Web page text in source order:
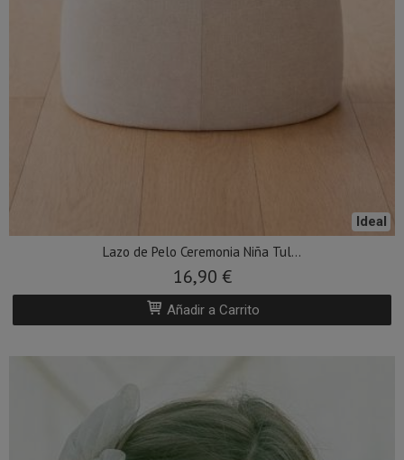
Ideal
Lazo de Pelo Ceremonia Niña Tul...
16,90 €
Añadir a Carrito